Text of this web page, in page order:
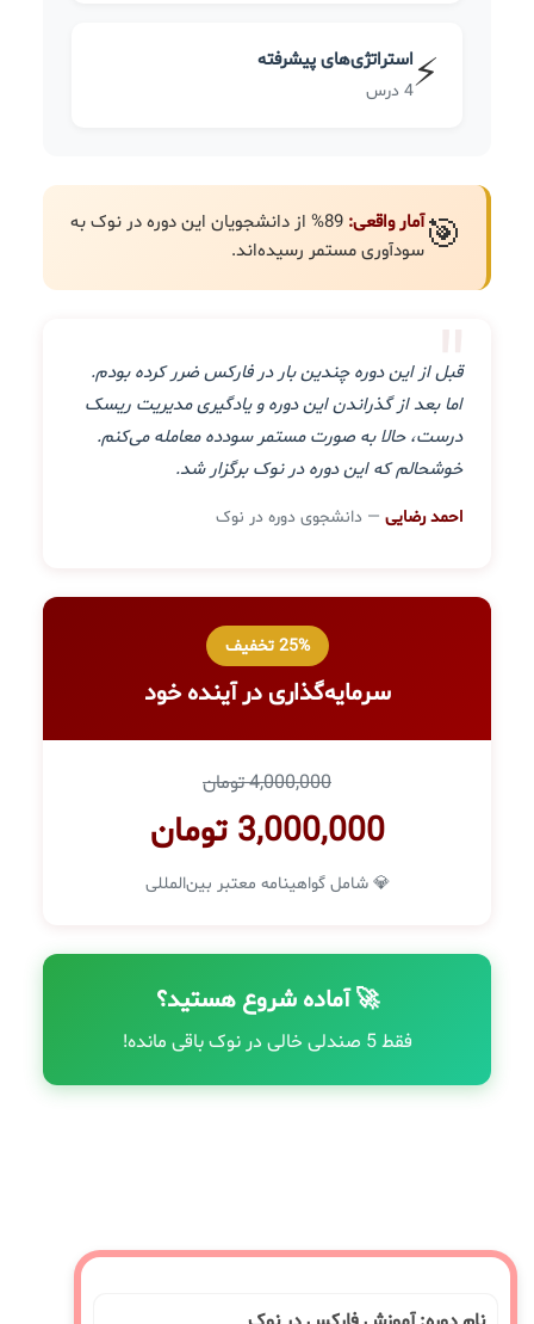
⚡استراتژی‌های پیشرفته
4 درس
🎯آمار واقعی:
89% از دانشجویان این دوره در نوک به
سودآوری مستمر رسیده‌اند.
"
قبل از این دوره چندین بار در فارکس ضرر کرده بودم.
اما بعد از گذراندن این دوره و یادگیری مدیریت ریسک
درست، حالا به صورت مستمر سودده معامله می‌کنم.
خوشحالم که این دوره در نوک برگزار شد.
احمد رضایی — دانشجوی دوره در نوک
25% تخفیف
سرمایه‌گذاری در آینده خود
4,000,000 تومان
3,000,000 تومان
💎 شامل گواهینامه معتبر بین‌المللی
🚀 آماده شروع هستید؟
فقط 5 صندلی خالی در نوک باقی مانده!